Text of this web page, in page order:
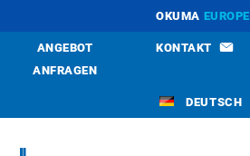
OKUMA EUROPE
ANGEBOT
ANFRAGEN
KONTAKT
DEUTSCH